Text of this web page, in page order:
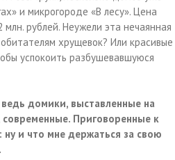
и микрогороде «В лесу». Цена
рублей. Неужели эта нечаянная
хрущевок? Или красивые
успокоить разбушевавшуюся
домики, выставленные на
Приговоренные к
ну и что мне держаться за свою